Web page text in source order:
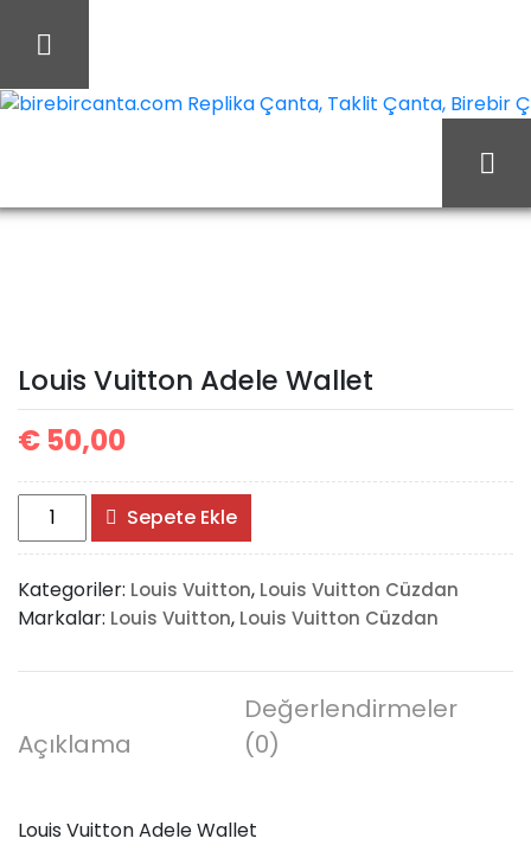
Louis Vuitton Cüzdan
Wallet
Louis Vuitton Adele Wallet
€ 50,00
Louis
Vuitton
Adele
Wallet
adet
Sepete Ekle
Kategoriler: Louis Vuitton, Louis Vuitton Cüzdan
Markalar: Louis Vuitton, Louis Vuitton Cüzdan
Açıklama
Değerlendirmeler
(0)
Louis Vuitton Adele Wallet